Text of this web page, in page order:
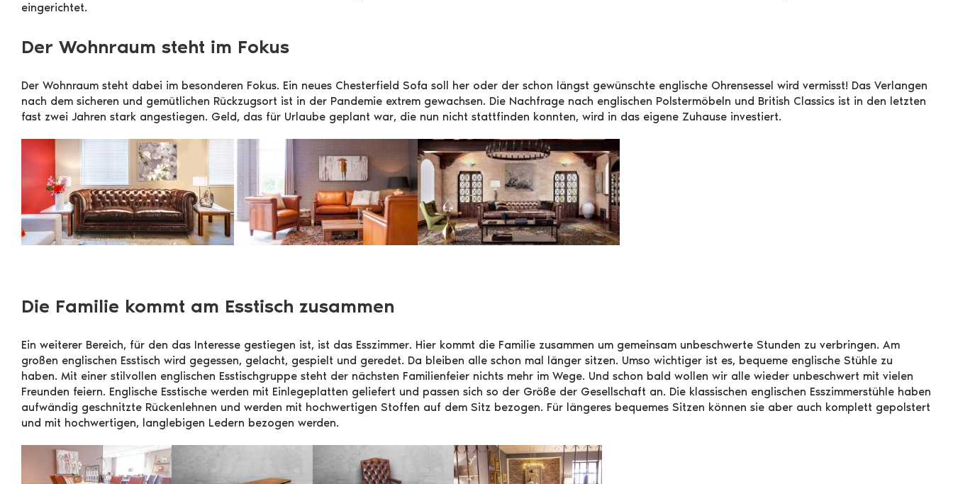
eingerichtet.
Der Wohnraum steht im Fokus
Der Wohnraum steht dabei im besonderen Fokus. Ein neues Chesterfield Sofa soll her oder der schon längst gewünschte englische Ohrensessel wird vermisst! Das Verlangen
nach dem sicheren und gemütlichen Rückzugsort ist in der Pandemie extrem gewachsen. Die Nachfrage nach englischen Polstermöbeln und British Classics ist in den letzten
fast zwei Jahren stark angestiegen. Geld, das für Urlaube geplant war, die nun nicht stattfinden konnten, wird in das eigene Zuhause investiert.
Die Familie kommt am Esstisch zusammen
Ein weiterer Bereich, für den das Interesse gestiegen ist, ist das Esszimmer. Hier kommt die Familie zusammen um gemeinsam unbeschwerte Stunden zu verbringen. Am
großen englischen Esstisch wird gegessen, gelacht, gespielt und geredet. Da bleiben alle schon mal länger sitzen. Umso wichtiger ist es, bequeme englische Stühle zu
haben. Mit einer stilvollen englischen Esstischgruppe steht der nächsten Familienfeier nichts mehr im Wege. Und schon bald wollen wir alle wieder unbeschwert mit vielen
Freunden feiern. Englische Esstische werden mit Einlegeplatten geliefert und passen sich so der Größe der Gesellschaft an. Die klassischen englischen Esszimmerstühle haben
aufwändig geschnitzte Rückenlehnen und werden mit hochwertigen Stoffen auf dem Sitz bezogen. Für längeres bequemes Sitzen können sie aber auch komplett gepolstert
und mit hochwertigen, langlebigen Ledern bezogen werden.